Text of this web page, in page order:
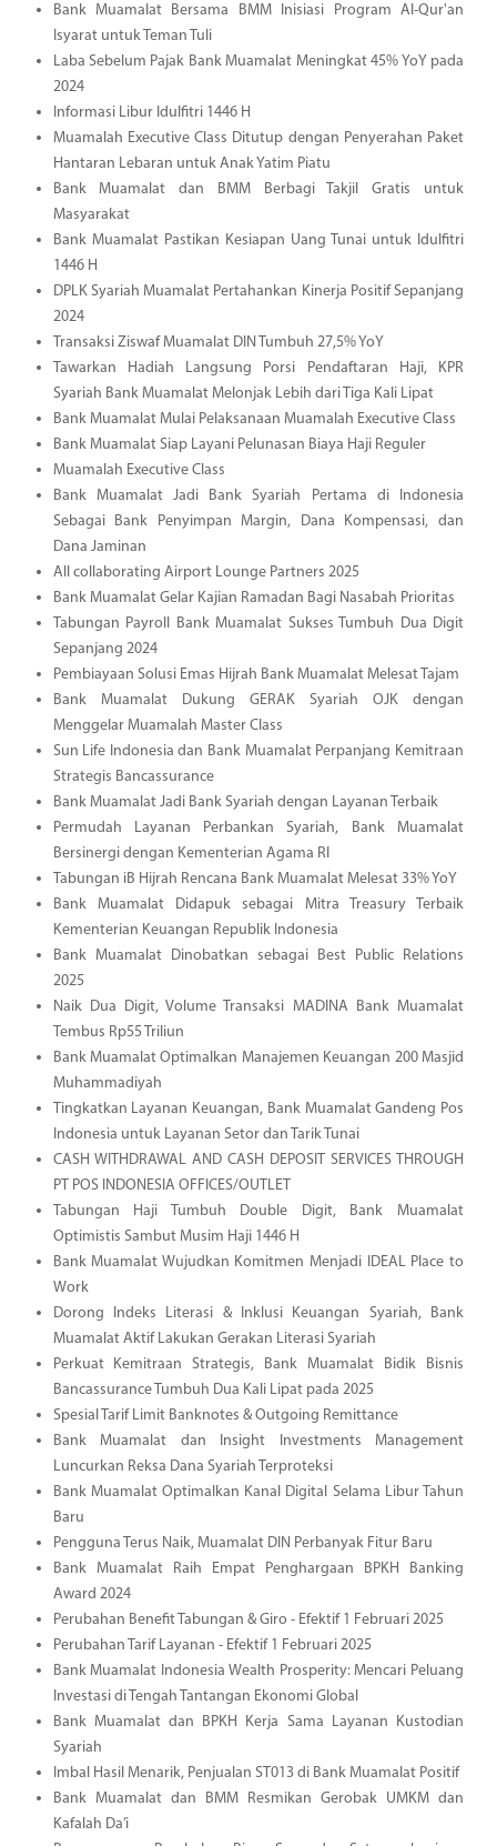
Bank Muamalat Bersama BMM Inisiasi Program Al-Qur'an
Isyarat untuk Teman Tuli
Laba Sebelum Pajak Bank Muamalat Meningkat 45% YoY pada
2024
Informasi Libur Idulfitri 1446 H
Muamalah Executive Class Ditutup dengan Penyerahan Paket
Hantaran Lebaran untuk Anak Yatim Piatu
Bank Muamalat dan BMM Berbagi Takjil Gratis untuk
Masyarakat
Bank Muamalat Pastikan Kesiapan Uang Tunai untuk Idulfitri
1446 H
DPLK Syariah Muamalat Pertahankan Kinerja Positif Sepanjang
2024
Transaksi Ziswaf Muamalat DIN Tumbuh 27,5% YoY
Tawarkan Hadiah Langsung Porsi Pendaftaran Haji, KPR
Syariah Bank Muamalat Melonjak Lebih dari Tiga Kali Lipat
Bank Muamalat Mulai Pelaksanaan Muamalah Executive Class
Bank Muamalat Siap Layani Pelunasan Biaya Haji Reguler
Muamalah Executive Class
Bank Muamalat Jadi Bank Syariah Pertama di Indonesia
Sebagai Bank Penyimpan Margin, Dana Kompensasi, dan
Dana Jaminan
All collaborating Airport Lounge Partners 2025
Bank Muamalat Gelar Kajian Ramadan Bagi Nasabah Prioritas
Tabungan Payroll Bank Muamalat Sukses Tumbuh Dua Digit
Sepanjang 2024
Pembiayaan Solusi Emas Hijrah Bank Muamalat Melesat Tajam
Bank Muamalat Dukung GERAK Syariah OJK dengan
Menggelar Muamalah Master Class
Sun Life Indonesia dan Bank Muamalat Perpanjang Kemitraan
Strategis Bancassurance
Bank Muamalat Jadi Bank Syariah dengan Layanan Terbaik
Permudah Layanan Perbankan Syariah, Bank Muamalat
Bersinergi dengan Kementerian Agama RI
Tabungan iB Hijrah Rencana Bank Muamalat Melesat 33% YoY
Bank Muamalat Didapuk sebagai Mitra Treasury Terbaik
Kementerian Keuangan Republik Indonesia
Bank Muamalat Dinobatkan sebagai Best Public Relations
2025
Naik Dua Digit, Volume Transaksi MADINA Bank Muamalat
Tembus Rp55 Triliun
Bank Muamalat Optimalkan Manajemen Keuangan 200 Masjid
Muhammadiyah
Tingkatkan Layanan Keuangan, Bank Muamalat Gandeng Pos
Indonesia untuk Layanan Setor dan Tarik Tunai
CASH WITHDRAWAL AND CASH DEPOSIT SERVICES THROUGH
PT POS INDONESIA OFFICES/OUTLET
Tabungan Haji Tumbuh Double Digit, Bank Muamalat
Optimistis Sambut Musim Haji 1446 H
Bank Muamalat Wujudkan Komitmen Menjadi IDEAL Place to
Work
Dorong Indeks Literasi & Inklusi Keuangan Syariah, Bank
Muamalat Aktif Lakukan Gerakan Literasi Syariah
Perkuat Kemitraan Strategis, Bank Muamalat Bidik Bisnis
Bancassurance Tumbuh Dua Kali Lipat pada 2025
Spesial Tarif Limit Banknotes & Outgoing Remittance
Bank Muamalat dan Insight Investments Management
Luncurkan Reksa Dana Syariah Terproteksi
Bank Muamalat Optimalkan Kanal Digital Selama Libur Tahun
Baru
Pengguna Terus Naik, Muamalat DIN Perbanyak Fitur Baru
Bank Muamalat Raih Empat Penghargaan BPKH Banking
Award 2024
Perubahan Benefit Tabungan & Giro - Efektif 1 Februari 2025
Perubahan Tarif Layanan - Efektif 1 Februari 2025
Bank Muamalat Indonesia Wealth Prosperity: Mencari Peluang
Investasi di Tengah Tantangan Ekonomi Global
Bank Muamalat dan BPKH Kerja Sama Layanan Kustodian
Syariah
Imbal Hasil Menarik, Penjualan ST013 di Bank Muamalat Positif
Bank Muamalat dan BMM Resmikan Gerobak UMKM dan
Kafalah Da’i